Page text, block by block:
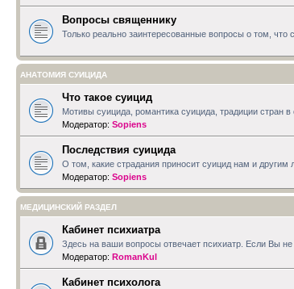
Вопросы священнику
Только реально заинтересованные вопросы о том, что
АНАТОМИЯ СУИЦИДА
Что такое суицид
Мотивы суицида, романтика суицида, традиции стран
Модератор: Sopiens
Последствия суицида
О том, какие страдания приносит суицид нам и другим
Модератор: Sopiens
МЕДИЦИНСКИЙ РАЗДЕЛ
Кабинет психиатра
Здесь на ваши вопросы отвечает психиатр. Если Вы
Модератор: RomanKul
Кабинет психолога